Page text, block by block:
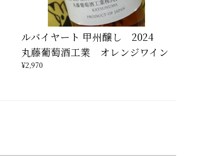
ルバイヤート 甲州醸し 2024
丸藤葡萄酒工業 オレンジワイン
¥2,970